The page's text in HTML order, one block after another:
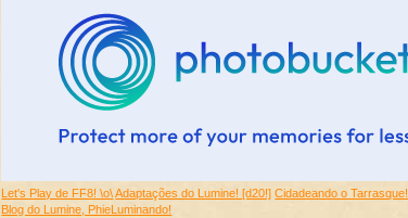
Let's Play de FF8! \o\ Adaptações do Lumine! [d20!] Cidadeando o Tarrasque!
Blog do Lumine, PhieLuminando!